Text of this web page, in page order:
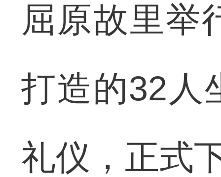
屈原故里举
打造的32人
礼仪，正式